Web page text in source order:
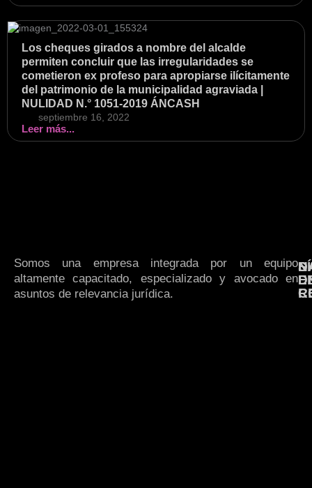
Los cheques girados a nombre del alcalde
permiten concluir que las irregularidades se
cometieron ex profeso para apropiarse ilícitamente
del patrimonio de la municipalidad agraviada |
NULIDAD N.° 1051-2019 ÁNCASH
septiembre 16, 2022
Leer más...
Somos una empresa integrada por un equipo
altamente capacitado, especializado y avocado en
asuntos de relevancia jurídica.